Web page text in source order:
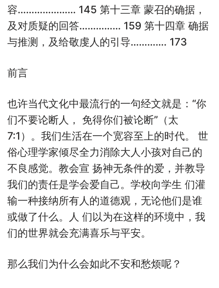
容………………… 145 第十三章 蒙召的确据，
及对质疑的回答…………… 159 第十四章 确据
与推测，及给敬虔人的引导…………. 173
前言
也许当代文化中最流行的一句经文就是：“你
们不要论断人， 免得你们被论断”（太
7:1）。我们生活在一个宽容至上的时代。 世
俗心理学家倾尽全力消除大人小孩对自己的
不良感觉。教会宣 扬神无条件的爱，并教导
我们的责任是学会爱自己。学校向学生 们灌
输一种接纳所有人的道德观，无论他们是谁
或做了什么。人 们以为在这样的环境中，我
们的世界就会充满喜乐与平安。
那么我们为什么会如此不安和愁烦呢？